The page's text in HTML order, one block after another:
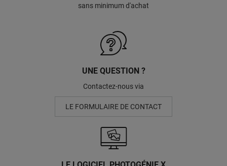
sans minimum d'achat
UNE QUESTION ?
Contactez-nous via
LE FORMULAIRE DE CONTACT